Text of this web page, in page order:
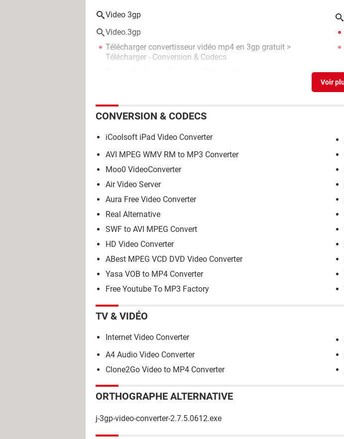
Video 3gp
Video.3gp
Télécharger convertisseur vidéo mp4 en 3gp gratuit >
Télécharger - Conversion & Codecs
CONVERSION & CODECS
iCoolsoft iPad Video Converter
AVI MPEG WMV RM to MP3 Converter
Moo0 VideoConverter
Air Video Server
Aura Free Video Converter
Real Alternative
SWF to AVI MPEG Convert
HD Video Converter
ABest MPEG VCD DVD Video Converter
Yasa VOB to MP4 Converter
Free Youtube To MP3 Factory
TV & VIDÉO
Internet Video Converter
A4 Audio Video Converter
Clone2Go Video to MP4 Converter
ORTHOGRAPHE ALTERNATIVE
j-3gp-video-converter-2.7.5.0612.exe